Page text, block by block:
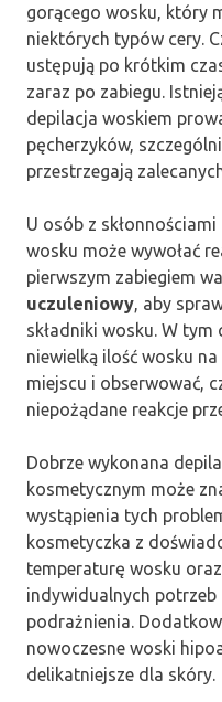
gorącego wosku, który
niektórych typów cery.
ustępują po krótkim
zaraz po zabiegu.
depilacja woskiem
pęcherzyków,
przestrzegają
U osób z
wosku może wywołać
pierwszym zabiegiem
uczuleniowy , aby
składniki wosku. W tym
niewielką ilość wosku
miejscu i obserwować,
niepożądane reakcje
Dobrze wykonana
kosmetycznym może
wystąpienia tych
kosmetyczka z
temperaturę wosku
indywidualnych
podrażnienia.
nowoczesne woski
delikatniejsze dla skóry.